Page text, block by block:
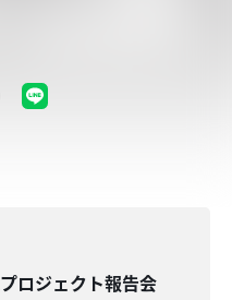
ロジェクト報告会